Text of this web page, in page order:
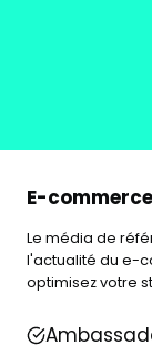
E-
Le média de
l'actualité du e-
optimisez votre